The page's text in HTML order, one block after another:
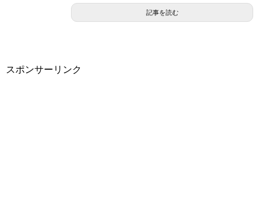
記事を読む
スポンサーリンク